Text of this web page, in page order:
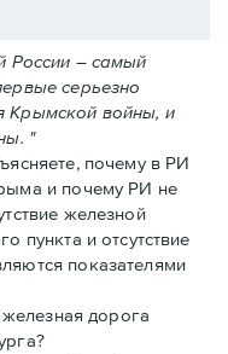
России – самый
серьезно
Крымской войны, и
"
почему в РИ
и почему РИ не
железной
пункта и отсутствие
показателями
железная дорога